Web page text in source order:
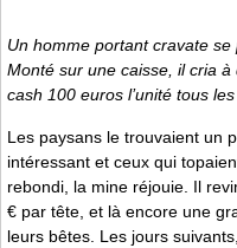
Un homme portant cravate
Monté sur une caisse, il cria à
cash 100 euros l’unité tous
Les paysans le trouvaient un
intéressant et ceux qui
rebondi, la mine réjouie. Il
€ par tête, et là encore une
leurs bêtes. Les jours